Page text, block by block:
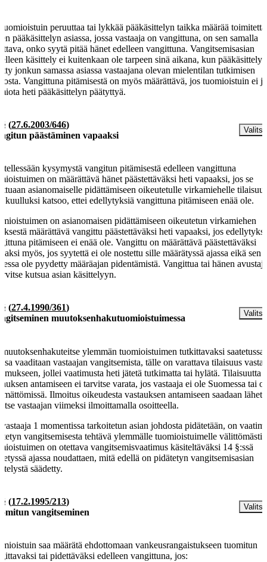
tuomioistuin peruuttaa tai lykkää pääkäsittelyn taikka määrää
pääkäsittelyn asiassa, jossa vastaaja on vangittuna, on sen samalla
onko syytä pitää hänet edelleen vangittuna. Vangitsemisasian
käsittely ei kuitenkaan ole tarpeen sinä aikana, kun
jonkun samassa asiassa vastaajana olevan mielentilan tutkimisen
Vangittuna pitämisestä on myös määrättävä, jos tuomioistuin ei
heti pääkäsittelyn päätyttyä.
(27.6.2003/646)
päästäminen vapaaksi
kysymystä vangitun pitämisestä edelleen vangittuna
on määrättävä hänet päästettäväksi heti vapaaksi, jos se
asianomaiselle pidättämiseen oikeutetulle virkamiehelle
kuulluksi katsoo, ettei edellytyksiä vangittuna pitämiseen enää ole.
on asianomaisen pidättämiseen oikeutetun virkamiehen
määrättävä vangittu päästettäväksi heti vapaaksi, jos
pitämiseen ei enää ole. Vangittu on määrättävä päästettäväksi
myös, jos syytettä ei ole nostettu sille määrätyssä ajassa eikä sen
ole pyydetty määräajan pidentämistä. Vangittua tai hänen
kutsua asian käsittelyyn.
(27.4.1990/361)
muutoksenhakutuomioistuimessa
muutoksenhakuteitse ylemmän tuomioistuimen tutkittavaksi saatetussa
vaaditaan vastaajan vangitsemista, tälle on varattava tilaisuus
jollei vaatimusta heti jätetä tutkimatta tai hylätä. Tilaisuutta
antamiseen ei tarvitse varata, jos vastaaja ei ole Suomessa tai
Ilmoitus oikeudesta vastauksen antamiseen saadaan
vastaajan viimeksi ilmoittamalla osoitteella.
vastaaja 1 momentissa tarkoitetun asian johdosta pidätetään, on
vangitsemisesta tehtävä ylemmälle tuomioistuimelle välittömästi
on otettava vangitsemisvaatimus käsiteltäväksi 14 §:ssä
ajassa noudattaen, mitä edellä on pidätetyn vangitsemisasian
säädetty.
(17.2.1995/213)
vangitseminen
saa määrätä ehdottomaan vankeusrangaistukseen tuomitun
tai pidettäväksi edelleen vangittuna, jos: